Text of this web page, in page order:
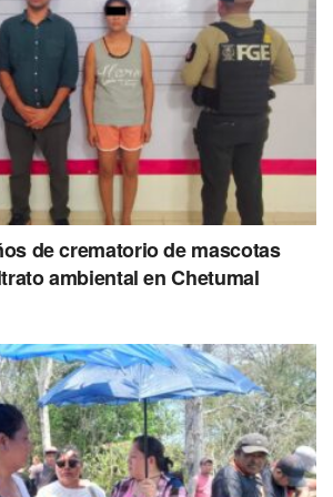
de crematorio de mascotas
ambiental en Chetumal